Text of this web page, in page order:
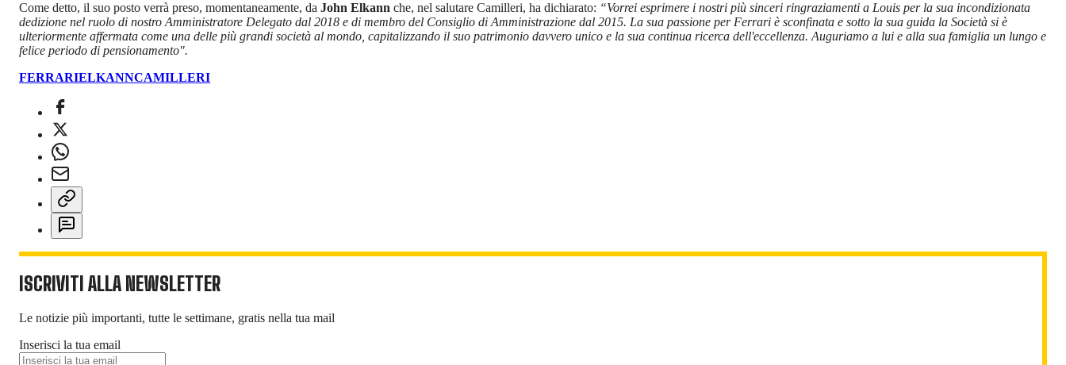
Come detto, il suo posto verrà preso, momentaneamente, da John Elkann che, nel salutare Camilleri, ha dichiarato: “Vorrei esprimere i nostri più sinceri ringraziamenti a Louis per la sua incondizionata
dedizione nel ruolo di nostro Amministratore Delegato dal 2018 e di membro del Consiglio di Amministrazione dal 2015. La sua passione per Ferrari è sconfinata e sotto la sua guida la Società si è
ulteriormente affermata come una delle più grandi società al mondo, capitalizzando il suo patrimonio davvero unico e la sua continua ricerca dell'eccellenza. Auguriamo a lui e alla sua famiglia un lungo e
felice periodo di pensionamento".
FERRARIELKANNCAMILLERI
ISCRIVITI ALLA NEWSLETTER
Le notizie più importanti, tutte le settimane, gratis nella tua mail
Inserisci la tua email